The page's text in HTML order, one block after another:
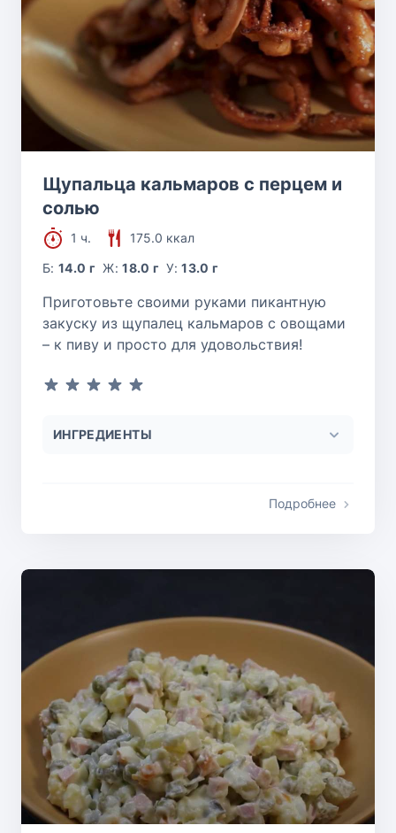
Щупальца кальмаров с перцем и
солью
1 ч.
175.0 ккал
Б:14.0 г Ж:18.0 г У:13.0 г
Приготовьте своими руками пикантную
закуску из щупалец кальмаров с овощами
– к пиву и просто для удовольствия!
ИНГРЕДИЕНТЫ
Подробнее